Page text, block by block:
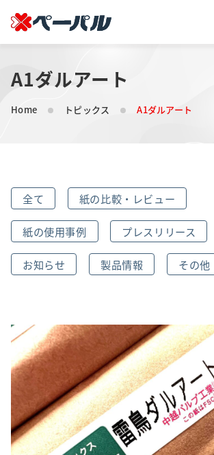
HOME
初めての方へ
オリジナル素材製造をご検討の方へ
会社案内
採用情報
トピックス
お問い合わせ・エントリー
SNSアカウント
A1ダルアート
Home トピックス A1ダルアート
全て 紙の比較・レビュー
紙の使用事例 プレスリリース
お知らせ 製品情報 その他